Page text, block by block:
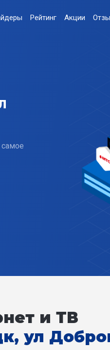
Рейтинг Акции
и ТВ
ул